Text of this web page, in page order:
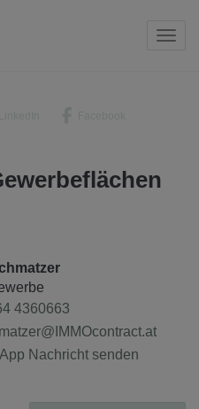
4360663
Nachricht senden